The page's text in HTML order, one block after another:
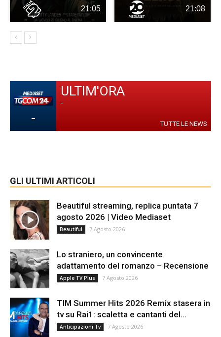
21:05 21:08
-
ULTIM'ORA
-
TUTTE LE NEWS
GLI ULTIMI ARTICOLI
Beautiful streaming, replica puntata 7
agosto 2026 | Video Mediaset
Beautiful 7 Agosto 2026
Lo straniero, un convincente
adattamento del romanzo – Recensione
Apple TV Plus 7 Agosto 2026
TIM Summer Hits 2026 Remix stasera in
tv su Rai1: scaletta e cantanti del...
Anticipazioni Tv 7 Agosto 2026